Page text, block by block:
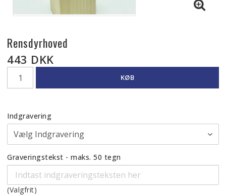
Rensdyrhoved
443 DKK
KØB
Indgravering
Graveringstekst - maks. 50 tegn
(Valgfrit)